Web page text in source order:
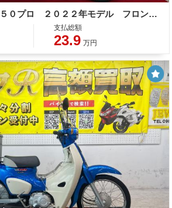
ホンダ スーパーカブ５０プロ ２０２２年モデル フロントカゴ センタースタンド サイドスタンド
支払総額
23.9 万円